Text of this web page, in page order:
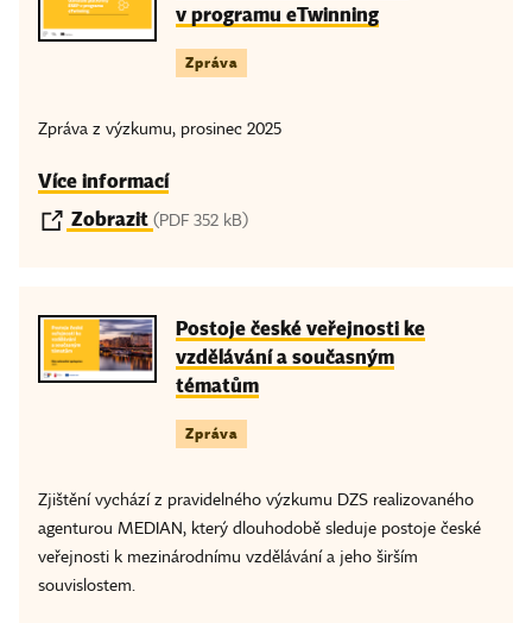
v programu eTwinning
Zpráva
Zpráva z výzkumu, prosinec 2025
Více informací
Zobrazit (PDF 352 kB)
Postoje české veřejnosti ke
vzdělávání a současným
tématům
Zpráva
Zjištění vychází z pravidelného výzkumu DZS realizovaného
agenturou MEDIAN, který dlouhodobě sleduje postoje české
veřejnosti k mezinárodnímu vzdělávání a jeho širším
souvislostem.